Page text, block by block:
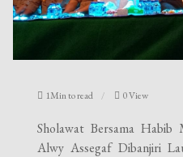
1Min to read 0 View
Sholawat Bersama Habib
Alwy Assegaf Dibanjiri